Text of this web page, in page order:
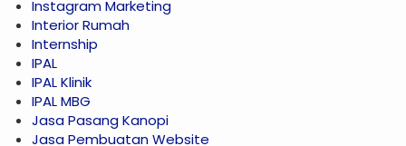
Instagram Marketing
Interior Rumah
Internship
IPAL
IPAL Klinik
IPAL MBG
Jasa Pasang Kanopi
Jasa Pembuatan Website